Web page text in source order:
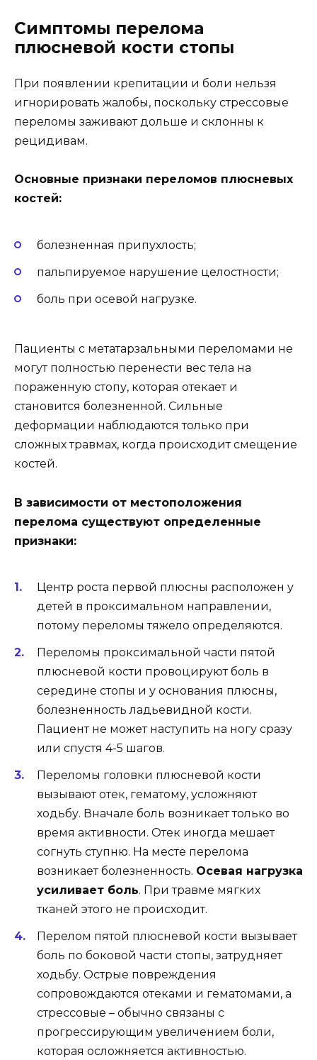
Симптомы перелома
плюсневой кости стопы
При появлении крепитации и боли нельзя
игнорировать жалобы, поскольку стрессовые
переломы заживают дольше и склонны к
рецидивам.
Основные признаки переломов плюсневых
костей:
болезненная припухлость;
пальпируемое нарушение целостности;
боль при осевой нагрузке.
Пациенты с метатарзальными переломами не
могут полностью перенести вес тела на
пораженную стопу, которая отекает и
становится болезненной. Сильные
деформации наблюдаются только при
сложных травмах, когда происходит смещение
костей.
В зависимости от местоположения
перелома существуют определенные
признаки:
Центр роста первой плюсны расположен у
детей в проксимальном направлении,
потому переломы тяжело определяются.
Переломы проксимальной части пятой
плюсневой кости провоцируют боль в
середине стопы и у основания плюсны,
болезненность ладьевидной кости.
Пациент не может наступить на ногу сразу
или спустя 4-5 шагов.
Переломы головки плюсневой кости
вызывают отек, гематому, усложняют
ходьбу. Вначале боль возникает только во
время активности. Отек иногда мешает
согнуть ступню. На месте перелома
возникает болезненность. Осевая нагрузка
усиливает боль. При травме мягких
тканей этого не происходит.
Перелом пятой плюсневой кости вызывает
боль по боковой части стопы, затрудняет
ходьбу. Острые повреждения
сопровождаются отеками и гематомами, а
стрессовые – обычно связаны с
прогрессирующим увеличением боли,
которая осложняется активностью.